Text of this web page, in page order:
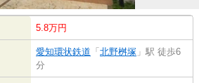
5.8万円
愛知環状鉄道 「 北野桝塚 」駅 徒歩6
分